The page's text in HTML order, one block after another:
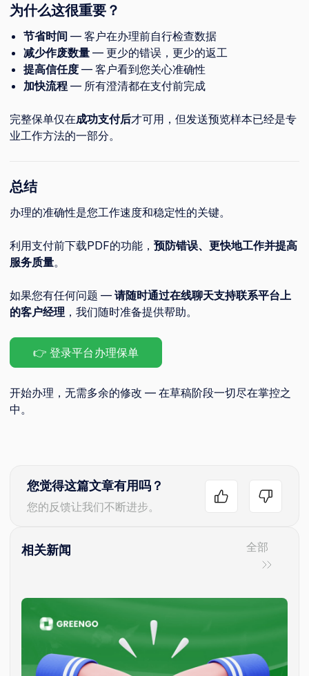
为什么这很重要？
节省时间 — 客户在办理前自行检查数据
减少作废数量 — 更少的错误，更少的返工
提高信任度 — 客户看到您关心准确性
加快流程 — 所有澄清都在支付前完成
完整保单仅在成功支付后才可用，但发送预览样本已经是专
业工作方法的一部分。
总结
办理的准确性是您工作速度和稳定性的关键。
利用支付前下载PDF的功能， 预防错误、更快地工作并提高
服务质量。
如果您有任何问题 — 请随时通过在线聊天支持联系平台上
的客户经理 ，我们随时准备提供帮助。
👉 登录平台办理保单
开始办理，无需多余的修改 — 在草稿阶段一切尽在掌控之
中。
您觉得这篇文章有用吗？
您的反馈让我们不断进步。
相关新闻 全部